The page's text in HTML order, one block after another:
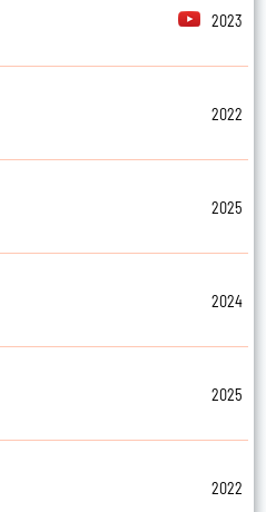
2023
2022
2025
2024
2025
2022